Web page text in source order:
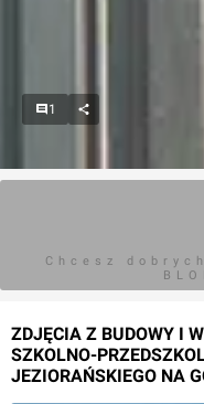
1
Chcesz
ZDJĘCIA Z BUDOWY I
SZKOLNO-
JEZIORAŃSKIEGO NA